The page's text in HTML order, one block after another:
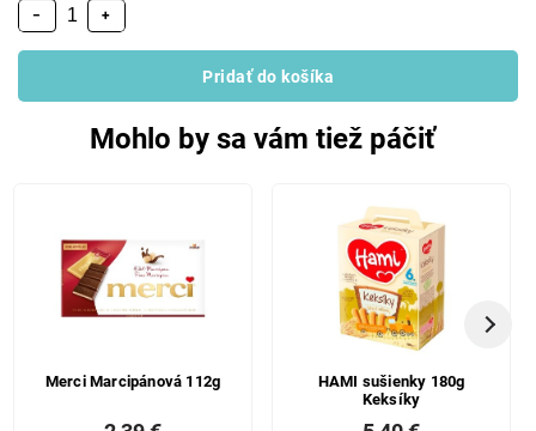
+
−
Pridať do košíka
Mohlo by sa vám tiež páčiť
Merci Marcipánová 112g
HAMI sušienky 180g
Keksíky